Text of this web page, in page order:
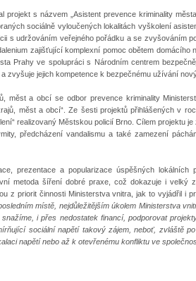
projekt s názvem „Asistent prevence kriminality
sociálně vyloučených lokalitách vyškolení
s udržováním veřejného pořádku a se zvyšováním
zajišťující komplexní pomoc obětem domácího
Prahy ve spolupráci s Národním centrem
zvyšuje jejich kompetence k bezpečnému užívání
měst a obcí se odbor prevence kriminality
měst a obcí“. Ze šesti projektů přihlášených v
realizovaný Městskou policií Brno. Cílem projektu
předcházení vandalismu a také zamezení
prezentace a popularizace úspěšných
metoda šíření dobré praxe, což dokazuje i velký
z priorit činnosti Ministerstva vnitra, jak to vyjádřil i
místě, nejdůležitějším úkolem Ministerstva
i přes nedostatek financí, podporovat
sociální napětí takový zájem, neboť, zvláště
napětí nebo až k otevřenému konfliktu ve